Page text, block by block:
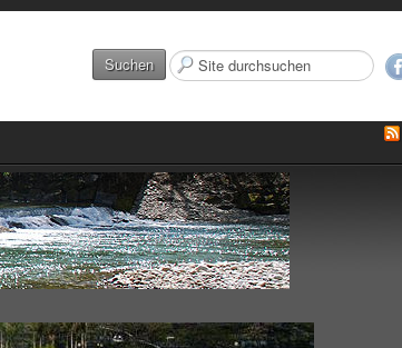
Suchen
Suchen
...